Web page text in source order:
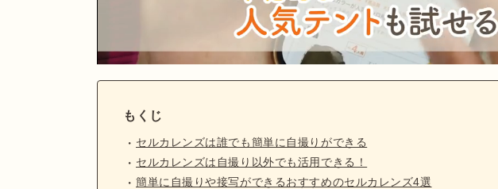
もくじ
セルカレンズは誰でも簡単に自撮りができる
セルカレンズは自撮り以外でも活用できる！
簡単に自撮りや接写ができるおすすめのセルカレンズ4選